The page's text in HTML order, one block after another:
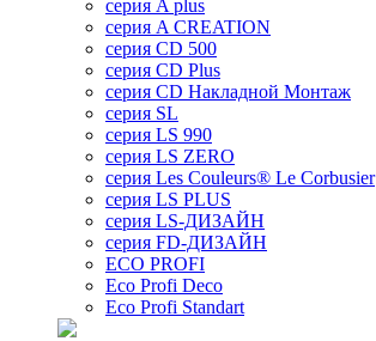
серия A plus
серия A CREATION
серия CD 500
серия CD Plus
серия CD Накладной Монтаж
серия SL
серия LS 990
серия LS ZERO
серия Les Couleurs® Le Corbusier
серия LS PLUS
серия LS-ДИЗАЙН
серия FD-ДИЗАЙН
ECO PROFI
Eco Profi Deco
Eco Profi Standart